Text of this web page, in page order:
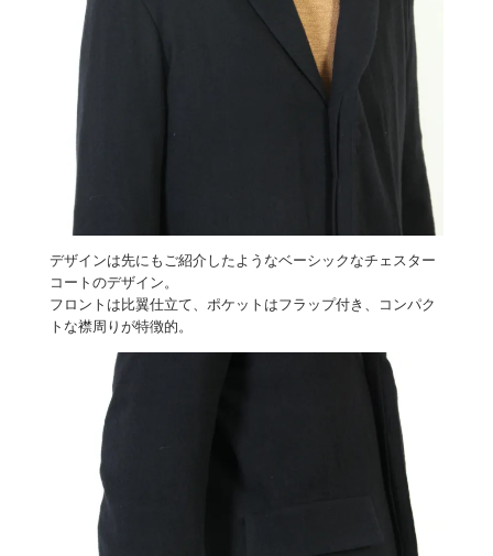
デザインは先にもご紹介したようなベーシックなチェスター
コートのデザイン。
フロントは比翼仕立て、ポケットはフラップ付き、コンパク
トな襟周りが特徴的。